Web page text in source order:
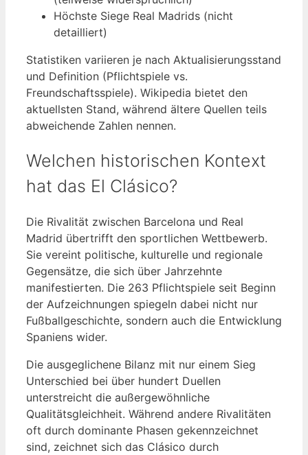
Höchste Siege Real Madrids (nicht
detailliert)
Statistiken variieren je nach Aktualisierungsstand
und Definition (Pflichtspiele vs.
Freundschaftsspiele). Wikipedia bietet den
aktuellsten Stand, während ältere Quellen teils
abweichende Zahlen nennen.
Welchen historischen Kontext
hat das El Clásico?
Die Rivalität zwischen Barcelona und Real
Madrid übertrifft den sportlichen Wettbewerb.
Sie vereint politische, kulturelle und regionale
Gegensätze, die sich über Jahrzehnte
manifestierten. Die 263 Pflichtspiele seit Beginn
der Aufzeichnungen spiegeln dabei nicht nur
Fußballgeschichte, sondern auch die Entwicklung
Spaniens wider.
Die ausgeglichene Bilanz mit nur einem Sieg
Unterschied bei über hundert Duellen
unterstreicht die außergewöhnliche
Qualitätsgleichheit. Während andere Rivalitäten
oft durch dominante Phasen gekennzeichnet
sind, zeichnet sich das Clásico durch